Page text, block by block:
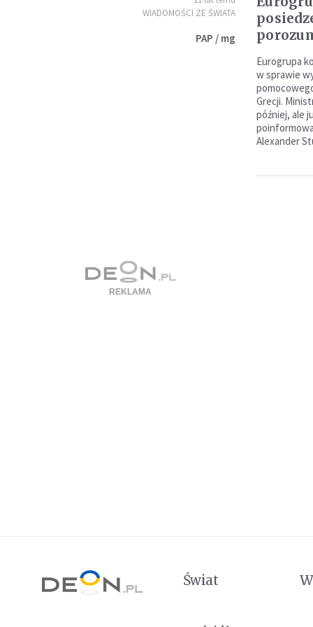
WIADOMOŚCI ZE ŚWIATA
PAP / mg
Eurogrupa
w sprawie
Grecji.
później, ale
Alexander
Świat